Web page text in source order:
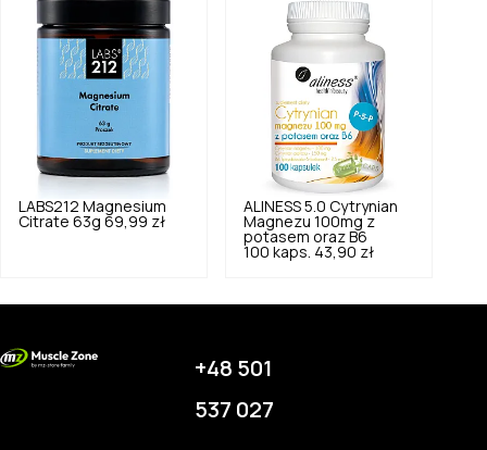
LABS212 Magnesium
Citrate 63g 69,99 zł
ALINESS 5.0 Cytrynian
Magnezu 100mg z
potasem oraz B6
100 kaps. 43,90 zł
+48 501
537 027